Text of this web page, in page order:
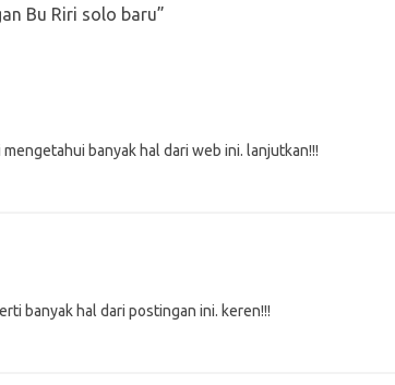
Bu Riri solo baru”
banyak hal dari web ini. lanjutkan!!!
banyak hal dari postingan ini. keren!!!